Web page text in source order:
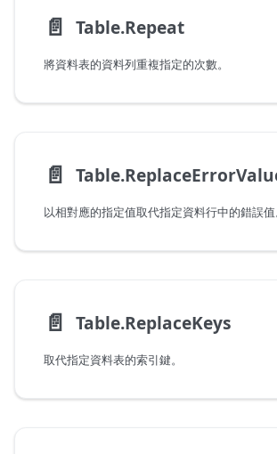
📄️ Table.Repeat
將資料表的資料列重複指定的次數。
📄️
以相對應的指定值取代指定資料行中的錯誤值
📄️ Table.ReplaceKeys
取代指定資料表的索引鍵。